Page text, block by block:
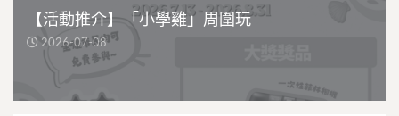
【活動推介】「小學雞」周圍玩
2026-07-08